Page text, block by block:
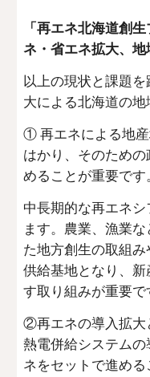
「再エネ北海道創
ネ・省エネ拡大、
以上の現状と課題
大による北海道の地
① 再エネによる地
はかり、そのため
めることが重要です
中長期的な再エネ
ます。農業、漁業
た地方創生の取組
供給基地となり、
す取り組みが重要で
②再エネの導入拡大
熱電併給システム
ネをセットで進め